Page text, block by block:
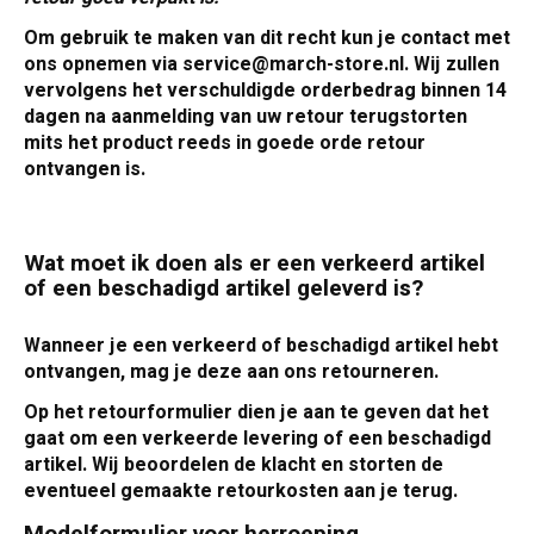
Om gebruik te maken van dit recht kun je contact met
ons opnemen via service@march-store.nl. Wij zullen
vervolgens het verschuldigde orderbedrag binnen 14
dagen na aanmelding van uw retour terugstorten
mits het product reeds in goede orde retour
ontvangen is.
Wat moet ik doen als er een verkeerd artikel
of een beschadigd artikel geleverd is?
Wanneer je een verkeerd of beschadigd artikel hebt
ontvangen, mag je deze aan ons retourneren.
Op het retourformulier dien je aan te geven dat het
gaat om een verkeerde levering of een beschadigd
artikel. Wij beoordelen de klacht en storten de
eventueel gemaakte retourkosten aan je terug.